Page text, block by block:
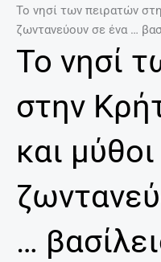
Το νησί των πειρατών
ζωντανεύουν σε ένα …
Το νησί
στην
και μύθοι
…